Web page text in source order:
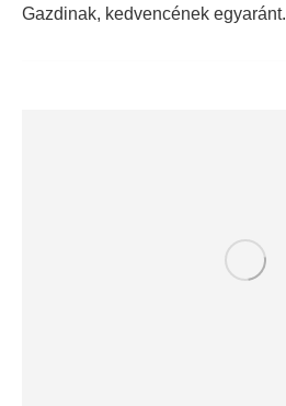
Gazdinak, kedvencének egyaránt.